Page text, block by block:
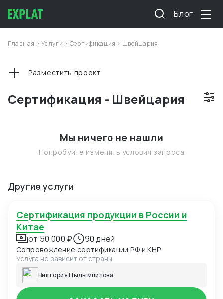
Блог
Главная >Услуги > Сертификация > Швейцария
Сертификация - Швейцария
Разместить проект
Мы ничего не нашли
Попробуйте изменить условия запроса
Другие услуги
Сертификация продукции в России и
Китае
от 50 000 ₽ 90 дней
Сопровождение сертификации РФ и КНР
Услуга не зависит от страны
Виктория Цыдымпилова